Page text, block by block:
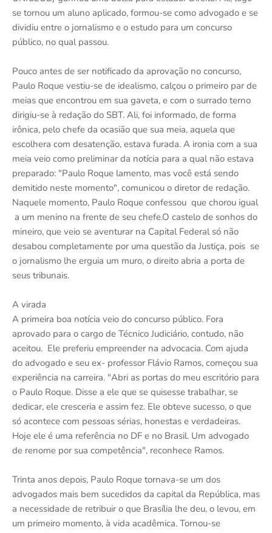
se tornou um aluno aplicado, formou-se como advogado e se
dividiu entre o jornalismo e o estudo para um concurso
público, no qual passou.
Pouco antes de ser notificado da aprovação no concurso,
Paulo Roque vestiu-se de idealismo, calçou o primeiro par de
meias que encontrou em sua gaveta, e com o surrado terno
dirigiu-se à redação do SBT. Ali, foi informado, de forma
irônica, pelo chefe da ocasião que sua meia, aquela que
escolhera com desatenção, estava furada. A ironia com a sua
meia veio como preliminar da notícia para a qual não estava
preparado: "Paulo Roque lamento, mas você está sendo
demitido neste momento", comunicou o diretor de redação.
Naquele momento, Paulo Roque confessou que chorou igual
a um menino na frente de seu chefe.O castelo de sonhos do
mineiro, que veio se aventurar na Capital Federal só não
desabou completamente por uma questão da Justiça, pois se
o jornalismo lhe erguia um muro, o direito abria a porta de
seus tribunais.
A virada
A primeira boa notícia veio do concurso público. Fora
aprovado para o cargo de Técnico Judiciário, contudo, não
aceitou. Ele preferiu empreender na advocacia. Com ajuda
do advogado e seu ex- professor Flávio Ramos, começou sua
experiência na carreira. "Abri as portas do meu escritório para
o Paulo Roque. Disse a ele que se quisesse trabalhar, se
dedicar, ele cresceria e assim fez. Ele obteve sucesso, o que
só acontece com pessoas sérias, honestas e verdadeiras.
Hoje ele é uma referência no DF e no Brasil. Um advogado
de renome por sua competência", reconhece Ramos.
Trinta anos depois, Paulo Roque tornava-se um dos
advogados mais bem sucedidos da capital da República, mas
a necessidade de retribuir o que Brasília lhe deu, o levou, em
um primeiro momento, à vida acadêmica. Tornou-se